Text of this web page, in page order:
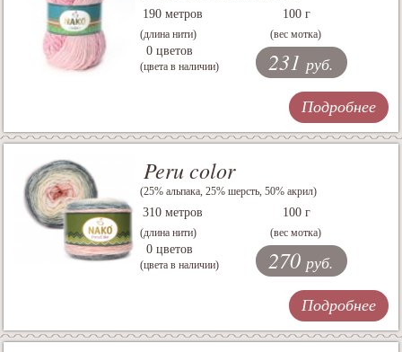
190 метров
(длина нити)
100 г
(вес мотка)
0 цветов
(цвета в наличии) 231 руб.
Подробнее
Peru color
(25% альпака, 25% шерсть, 50% акрил)
310 метров
(длина нити)
100 г
(вес мотка)
0 цветов
(цвета в наличии) 270 руб.
Подробнее